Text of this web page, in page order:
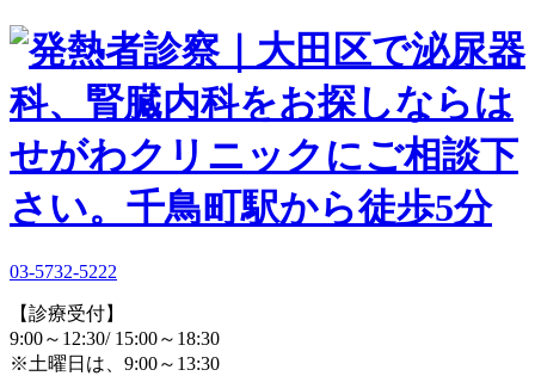
03-5732-5222
【診療受付】
9:00～12:30/ 15:00～18:30
※土曜日は、9:00～13:30